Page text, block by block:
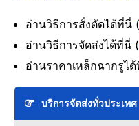
อ่านวิธีการสั่งตัดได้ที่นี่
อ่านวิธีการจัดส่งได้ที่นี่ (
อ่านราคาเหล็กฉากรูไ
บริการจัดส่งทั่วประเทศ